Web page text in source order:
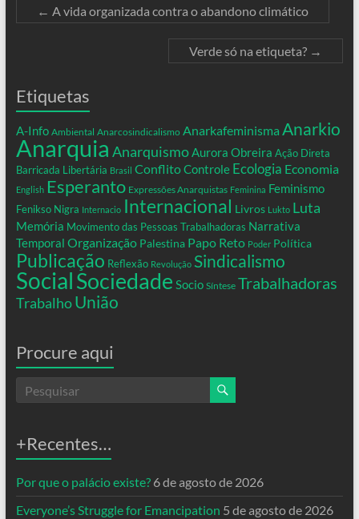
← A vida organizada contra o abandono climático
Verde só na etiqueta? →
Etiquetas
A-Info Ambiental Anarcosindicalismo Anarkafeminisma Anarkio
Anarquia AnarquismoAurora Obreira Ação Direta
Barricada Libertária Brasil ConflitoControle Ecologia Economia
English Esperanto Expressões Anarquistas Feminina Feminismo
Fenikso Nigra Internacio Internacional Livros Lukto Luta
Memória Movimento das Pessoas Trabalhadoras Narrativa
Temporal Organização Palestina Papo Reto Poder Política
Publicação Reflexão Revolução Sindicalismo
SocialSociedade Socio Síntese Trabalhadoras
Trabalho União
Procure aqui
+Recentes…
Por que o palácio existe? 6 de agosto de 2026
Everyone’s Struggle for Emancipation 5 de agosto de 2026